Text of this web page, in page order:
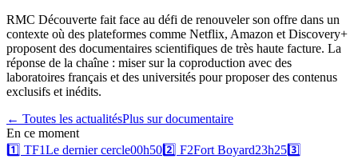
RMC Découverte fait face au défi de renouveler son offre dans un
contexte où des plateformes comme Netflix, Amazon et Discovery+
proposent des documentaires scientifiques de très haute facture. La
réponse de la chaîne : miser sur la coproduction avec des
laboratoires français et des universités pour proposer des contenus
exclusifs et inédits.
← Toutes les actualitésPlus surdocumentaire
En ce moment
1️⃣ TF1Le dernier cercle00h502️⃣ F2Fort Boyard23h253️⃣